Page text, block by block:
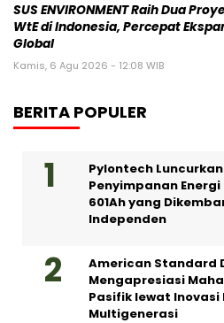
SUS ENVIRONMENT Raih Dua
WtE di Indonesia, Percepat
Global
Kamis, 6 Agu 2026 - 12:08 WIB
BERITA POPULER
Pylontech
Penyimpanan
601Ah yang
Independen
American Standard
Mengapresiasi
Pasifik lewat Inovasi
Multigenerasi